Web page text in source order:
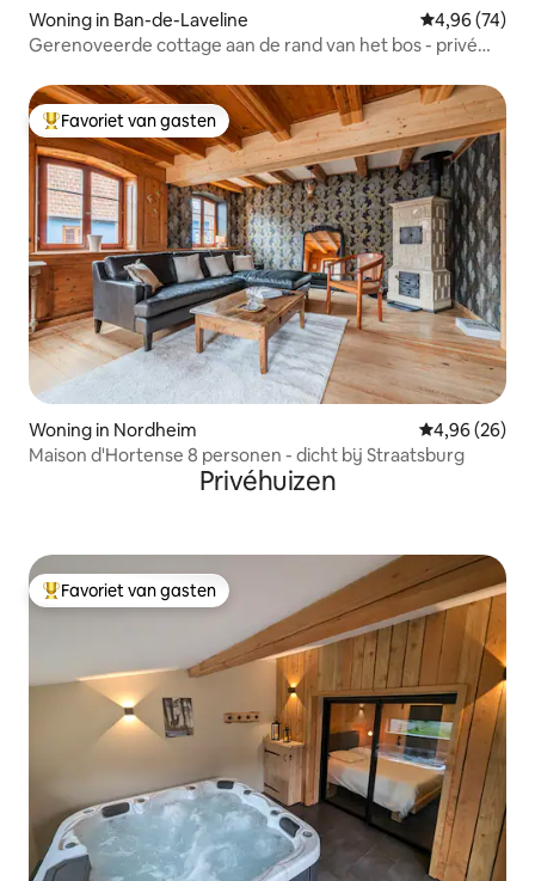
Woning in Ban-de-Laveline Gemiddelde
4,96 (74)
Gerenoveerde cottage aan de rand van het bos - privé
Topfavoriet van gasten
Favoriet van gasten
Woning in Nordheim Gemiddelde
4,96 (26)
Maison d'Hortense 8 personen - dicht bij Straatsburg
Privéhuizen
Topfavoriet van gasten
Favoriet van gasten